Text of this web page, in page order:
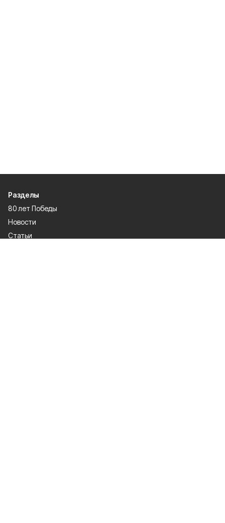
Разделы
80 лет Победы
Новости
Статьи